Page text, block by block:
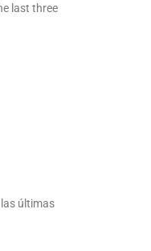
last three
últimas